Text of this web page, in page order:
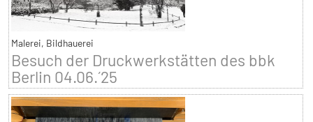
Malerei, Bildhauerei
Besuch der Druckwerkstätten des bbk
Berlin 04.06.´25